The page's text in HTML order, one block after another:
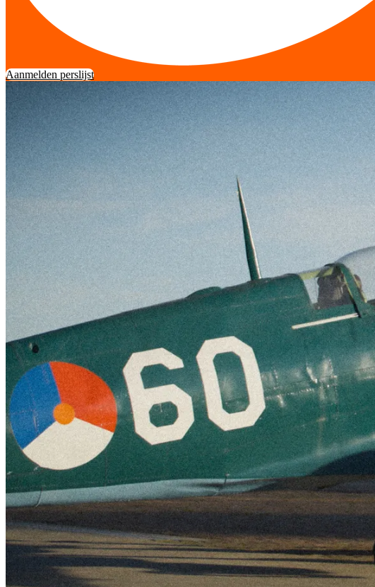
Aanmelden perslijst